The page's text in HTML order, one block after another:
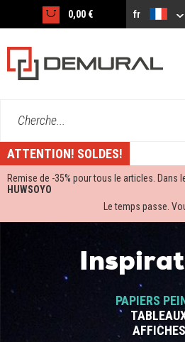
0,00 € fr
Cherche...
ATTENTION! SOLDES!
Remise de -35% pour tous le articles. Dans
HUWSOYO
Le temps passe.
PAPIERS
AFFICHES